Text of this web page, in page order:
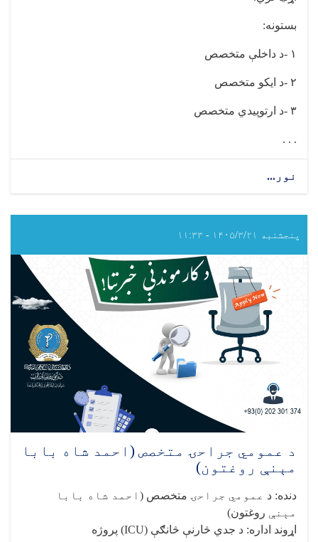
بستونه:
۱ -د داخلې متخصص
۲ -د ایکو متخصص
۳ -د ارتوپیدي متخصص
. . .
نور...
روغتیا
وزارت
مرکزي
پولي
کلینیک
ریاست
خبرتیا!
پنجشنبه ۱۴۰۵/۳/۲۱ - ۱۱:۳۳
د عمومي جراحۍ متخصص (احمد شاه بابا
مېنې روغتون)
دنده: د عمومي جراحۍ متخصص ( احمد شاه بابا
مېنې روغتون)
اړوند اداره: د جدي څارنې څانګې (ICU) پروژه